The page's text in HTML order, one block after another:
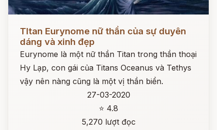
TItan Eurynome nữ thần của sự duyên
dáng và xinh đẹp
Eurynome là một nữ thần Titan trong thần thoại
Hy Lạp, con gái của Titans Oceanus và Tethys
vậy nên nàng cũng là một vị thần biển.
27-03-2020
⭐ 4.8
5,270 lượt đọc